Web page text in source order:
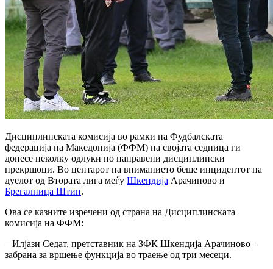
Дисциплинската комисија во рамки на Фудбалската
федерација на Македонија (ФФМ) на својата седница ги
донесе неколку одлуки по направени дисциплински
прекршоци. Во центарот на вниманието беше инцидентот на
дуелот од Втората лига меѓу Шкендија Арачиново и
Брегалница Штип.
Ова се казните изречени од страна на Дисциплинската
комисија на ФФМ:
– Илјази Седат, претставник на ЗФК Шкендија Арачиново –
забрана за вршење функција во траење од три месеци.